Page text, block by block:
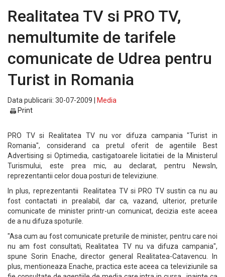
Realitatea TV si PRO TV,
nemultumite de tarifele
comunicate de Udrea pentru
Turist in Romania
Data publicarii: 30-07-2009 |
Media
Print
PRO TV si Realitatea TV nu vor difuza campania "Turist in
Romania", considerand ca pretul oferit de agentiile Best
Advertising si Optimedia, castigatoarele licitatiei de la Ministerul
Turismului, este prea mic, au declarat, pentru NewsIn,
reprezentantii celor doua posturi de televiziune.
In plus, reprezentantii Realitatea TV si PRO TV sustin ca nu au
fost contactati in prealabil, dar ca, vazand, ulterior, preturile
comunicate de minister printr-un comunicat, decizia este aceea
de a nu difuza spoturile.
"Asa cum au fost comunicate preturile de minister, pentru care noi
nu am fost consultati, Realitatea TV nu va difuza campania",
spune Sorin Enache, director general Realitatea-Catavencu. In
plus, mentioneaza Enache, practica este aceea ca televiziunile sa